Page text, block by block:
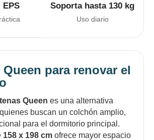
EPS Soporta hasta 130 kg
Uso diario
para renovar el
Queen es una alternativa
buscan un colchón amplio,
para el dormitorio principal.
158 x 198 cm ofrece mayor espacio